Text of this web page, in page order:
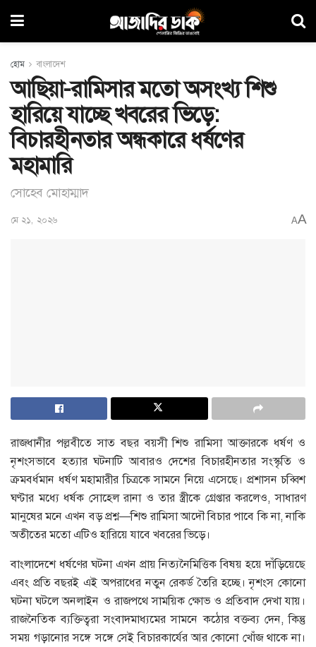
হোম বাংলাদেশ
আছিয়া-রামিসার মতো অসংখ্য শিশু
হারিয়ে যাচ্ছে খবরের ভিড়ে:
বিচারহীনতার অন্ধকারে ধর্ষণের
মহামারি
সোহেব মোহাম্মাদ
মে ২১, ২০২৬ AA
রাজধানীর পল্লবীতে সাত বছর বয়সী শিশু রামিসা আক্তারকে ধর্ষণ ও
নৃশংসভাবে হত্যার ঘটনাটি আবারও দেশের বিচারহীনতার সংস্কৃতি ও
ক্রমবর্ধমান ধর্ষণ মহামারীর চিত্রকে সামনে নিয়ে এসেছে। প্রশাসন চব্বিশ
ঘণ্টার মধ্যে ধর্ষক সোহেল রানা ও তার স্ত্রীকে গ্রেপ্তার করলেও, সাধারণ
মানুষের মনে এখন বড় প্রশ্ন—শিশু রামিসা আদৌ বিচার পাবে কি না, নাকি
অতীতের মতো এটিও হারিয়ে যাবে খবরের ভিড়ে।
বাংলাদেশে ধর্ষণের ঘটনা এখন প্রায় নিত্যনৈমিত্তিক বিষয় হয়ে দাঁড়িয়েছে
এবং প্রতি বছরই এই অপরাধের নতুন রেকর্ড তৈরি হচ্ছে। নৃশংস কোনো
ঘটনা ঘটলে অনলাইন ও রাজপথে সাময়িক ক্ষোভ ও প্রতিবাদ দেখা যায়।
রাজনৈতিক ব্যক্তিত্বরা সংবাদমাধ্যমের সামনে কঠোর বক্তব্য দেন, কিন্তু
সময় গড়ানোর সঙ্গে সঙ্গে সেই বিচারকার্যের আর কোনো খোঁজ থাকে না।